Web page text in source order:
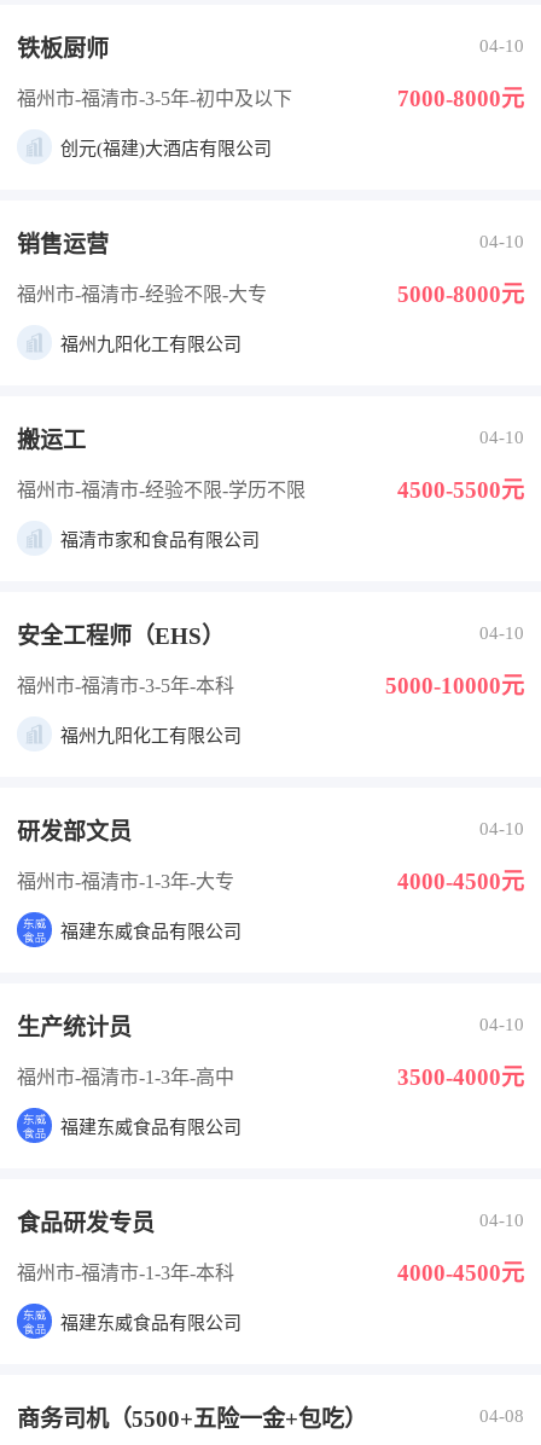
铁板厨师 04-10
福州市-福清市-3-5年-初中及以下 7000-8000元
创元(福建)大酒店有限公司
销售运营 04-10
福州市-福清市-经验不限-大专 5000-8000元
福州九阳化工有限公司
搬运工 04-10
福州市-福清市-经验不限-学历不限 4500-5500元
福清市家和食品有限公司
安全工程师（EHS） 04-10
福州市-福清市-3-5年-本科 5000-10000元
福州九阳化工有限公司
研发部文员 04-10
福州市-福清市-1-3年-大专 4000-4500元
福建东威食品有限公司
生产统计员 04-10
福州市-福清市-1-3年-高中 3500-4000元
福建东威食品有限公司
食品研发专员 04-10
福州市-福清市-1-3年-本科 4000-4500元
福建东威食品有限公司
商务司机（5500+五险一金+包吃） 04-08